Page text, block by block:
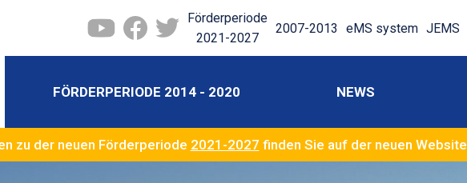
Förderperiode
2021-2027
2007-2013 eMS system JEMS
FÖRDERPERIODE 2014 - 2020 NEWS
zu der neuen Förderperiode 2021-2027 finden Sie auf der neuen Website